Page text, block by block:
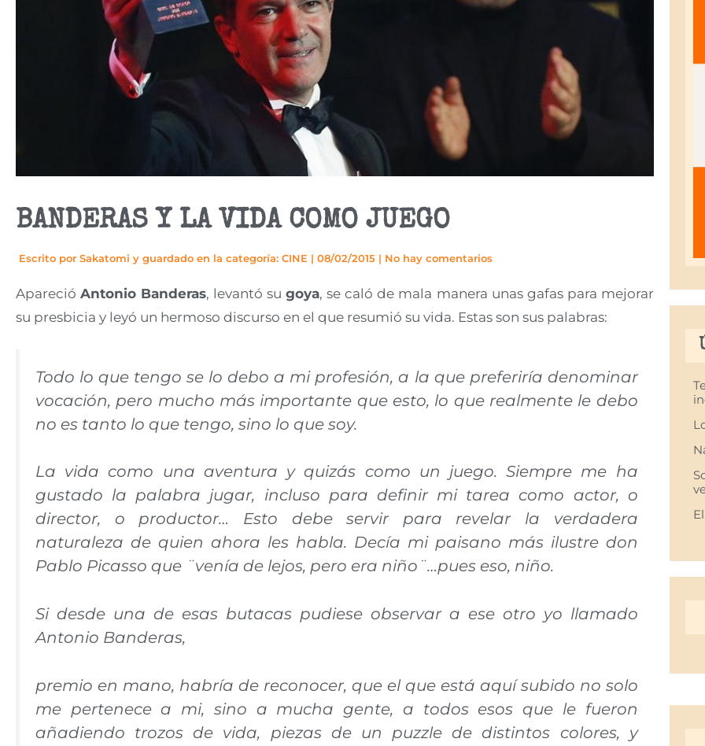
BANDERAS Y LA VIDA COMO JUEGO
Escrito por Sakatomi y guardado en la categoría: CINE | 08/02/2015 | No hay comentarios
AparecióAntonio Banderas, levantó sugoya, se caló de mala manera unas gafas para mejorar
su presbicia y leyó un hermoso discurso en el que resumió su vida. Estas son sus palabras:
Todo lo que tengo se lo debo a mi profesión, a la que preferiría denominar
vocación, pero mucho más importante que esto, lo que realmente le debo
no es tanto lo que tengo, sino lo que soy.
La vida como una aventura y quizás como un juego. Siempre me ha
gustado la palabra jugar, incluso para definir mi tarea como actor, o
director, o productor… Esto debe servir para revelar la verdadera
naturaleza de quien ahora les habla. Decía mi paisano más ilustre don
Pablo Picasso que ¨venía de lejos, pero era niño¨…pues eso, niño.
Si desde una de esas butacas pudiese observar a ese otro yo llamado
Antonio Banderas,
premio en mano, habría de reconocer, que el que está aquí subido no solo
me pertenece a mi, sino a mucha gente, a todos esos que le fueron
añadiendo trozos de vida, piezas de un puzzle de distintos colores, y